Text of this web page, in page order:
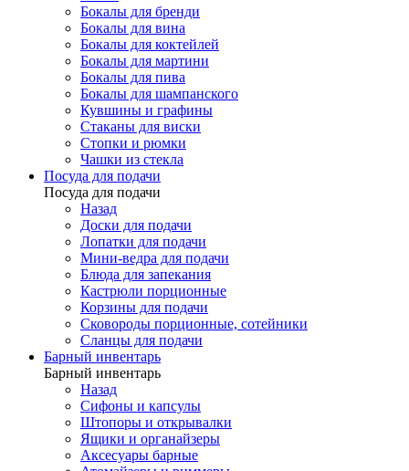
Бокалы для бренди
Бокалы для вина
Бокалы для коктейлей
Бокалы для мартини
Бокалы для пива
Бокалы для шампанского
Кувшины и графины
Стаканы для виски
Стопки и рюмки
Чашки из стекла
Посуда для подачи
Посуда для подачи
Назад
Доски для подачи
Лопатки для подачи
Мини-ведра для подачи
Блюда для запекания
Кастрюли порционные
Корзины для подачи
Сковороды порционные, сотейники
Сланцы для подачи
Барный инвентарь
Барный инвентарь
Назад
Сифоны и капсулы
Штопоры и открывалки
Ящики и органайзеры
Аксесуары барные